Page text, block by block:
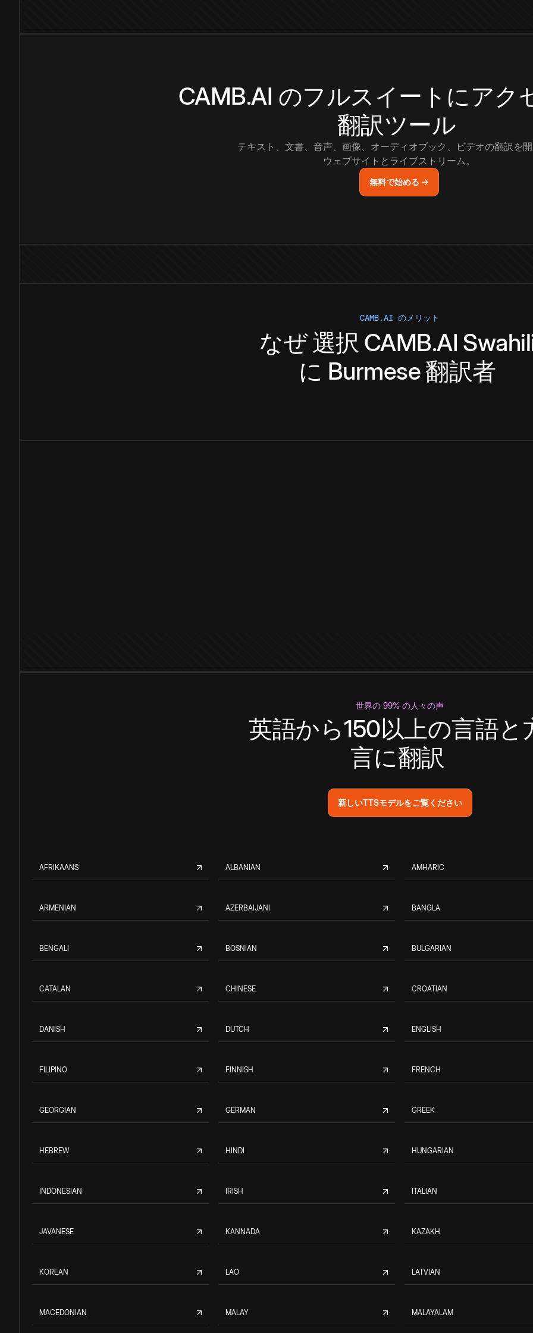
CAMB.AI のフルスイートにアク
翻訳ツール
テキスト、文書、音声、画像、オーディオブック、ビデオの翻訳を
ウェブサイトとライブストリーム。
無料で始める →
CAMB.AI のメリット
なぜ選択 CAMB.AI
に Burmese翻訳者
世界の 99% の人々の声
英語から150以上の言語と
言に翻訳
新しいTTSモデルをご覧ください
AFRIKAANS ALBANIAN AMHARIC
ARMENIAN AZERBAIJANI BANGLA
BENGALI BOSNIAN BULGARIAN
CATALAN CHINESE CROATIAN
DANISH DUTCH ENGLISH
FILIPINO FINNISH FRENCH
GEORGIAN GERMAN GREEK
HEBREW HINDI HUNGARIAN
INDONESIAN IRISH ITALIAN
JAVANESE KANNADA KAZAKH
KOREAN LAO LATVIAN
MACEDONIAN MALAY MALAYALAM